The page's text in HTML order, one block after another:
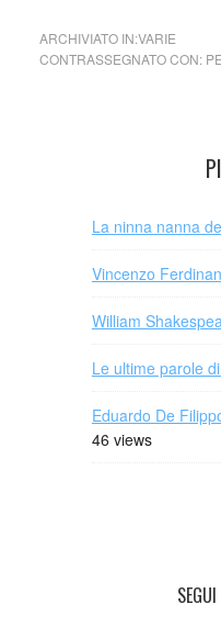
ARCHIVIATO IN:VARIE
CONTRASSEGNATO CON:
La ninna nanna
Vincenzo
William
Le ultime parole
Eduardo De
46 views